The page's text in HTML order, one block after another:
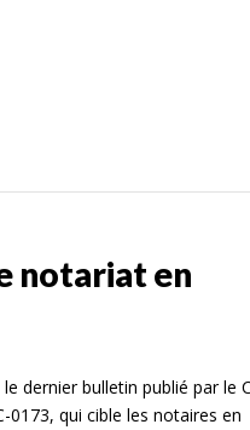
notariat en
dernier bulletin publié par le
0173, qui cible les notaires en